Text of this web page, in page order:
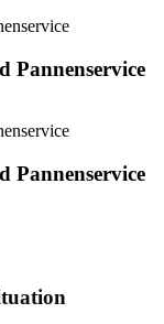
Pannenservice
Pannenservice